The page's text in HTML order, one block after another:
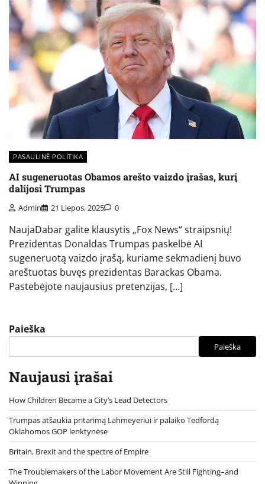
PASAULINĖ POLITIKA
AI sugeneruotas Obamos arešto vaizdo įrašas, kurį
dalijosi Trumpas
Admin 21 Liepos, 2025 0
NaujaDabar galite klausytis „Fox News“ straipsnių!
Prezidentas Donaldas Trumpas paskelbė AI
sugeneruotą vaizdo įrašą, kuriame sekmadienį buvo
areštuotas buvęs prezidentas Barackas Obama.
Pastebėjote naujausius pretenzijas, […]
Paieška
Paieška
Naujausi įrašai
How Children Became a City’s Lead Detectors
Trumpas atšaukia pritarimą Lahmeyeriui ir palaiko Tedfordą
Oklahomos GOP lenktynėse
Britain, Brexit and the spectre of Empire
The Troublemakers of the Labor Movement Are Still Fighting–and